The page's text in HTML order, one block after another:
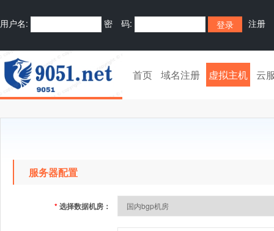
用户名: 密 码: 注册
首页 域名注册 虚拟主机 云
服务器配置
*选择数据机房：